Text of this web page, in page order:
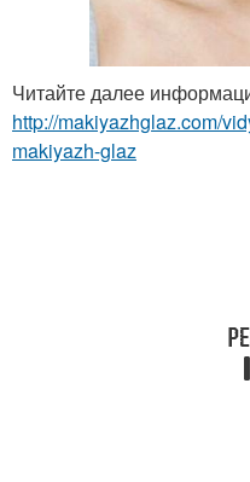
Читайте далее
http://makiyazhglaz.com/
makiyazh-glaz